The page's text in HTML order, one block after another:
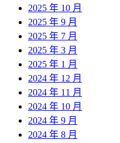
2025 年 10 月
2025 年 9 月
2025 年 7 月
2025 年 3 月
2025 年 1 月
2024 年 12 月
2024 年 11 月
2024 年 10 月
2024 年 9 月
2024 年 8 月